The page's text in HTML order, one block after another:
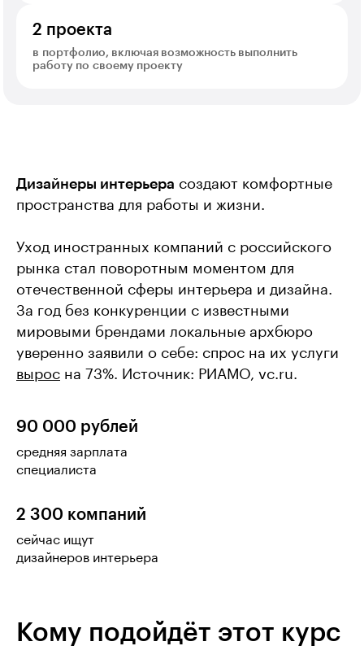
2 проекта
в портфолио, включая возможность выполнить
работу по своему проекту
Дизайнеры интерьера создают комфортные
пространства для работы и жизни.
Уход иностранных компаний с российского
рынка стал поворотным моментом для
отечественной сферы интерьера и дизайна.
За год без конкуренции с известными
мировыми брендами локальные архбюро
уверенно заявили о себе: спрос на их услуги
вырос на 73%. Источник: РИАМО, vc.ru.
90 000 рублей
средняя зарплата
специалиста
2 300 компаний
сейчас ищут
дизайнеров интерьера
Кому подойдёт этот курс